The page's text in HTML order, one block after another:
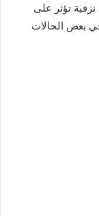
تؤثر على
بعض الحالات